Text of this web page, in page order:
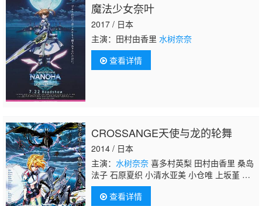
上尤加奈 林原惠美
美子 久川绫 泽城美雪 池泽春菜 斋藤千和 神
谷浩史 浪川大辅 森久保祥太郎 石田彰 高木
涉 桧山修之 子安武人
魔法少女奈叶
2017 / 日本
主演：田村由香里 水树奈奈
查看详情
CROSSANGE天使与龙的轮舞
2014 / 日本
主演： 水树奈奈喜多村英梨 田村由香里 桑岛
法子 石原夏织 小清水亚美 小仓唯 上坂堇 宫
野真守 堀江由衣 林原惠美 山寺宏一 关俊
彦 茅原实里 渊上舞 东山奈央 野上尤加奈 玉
查看详情